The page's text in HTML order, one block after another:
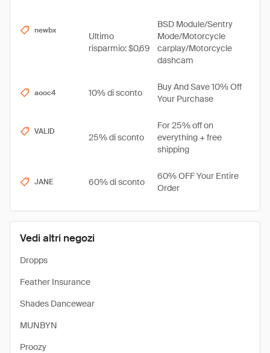
Vedi altri negozi
Dropps
Feather Insurance
Shades Dancewear
MUNBYN
Proozy
newbx
Ultimo
risparmio: $0,69
BSD Module/Sentry
Mode/Motorcycle
carplay/Motorcycle
dashcam
aooc4 10% di sconto
Buy And Save 10% Off
Your Purchase
VALID
25% di sconto
For 25% off on
everything + free
shipping
JANE 60% di sconto
60% OFF Your Entire
Order